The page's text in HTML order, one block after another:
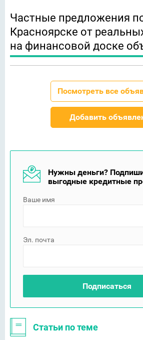
Частные предложения
Красноярске от
на финансовой доске
Посмотреть все
Добавить
Нужны деньги?
выгодные кредитные
Ваше имя
Эл. почта
Статьи по теме